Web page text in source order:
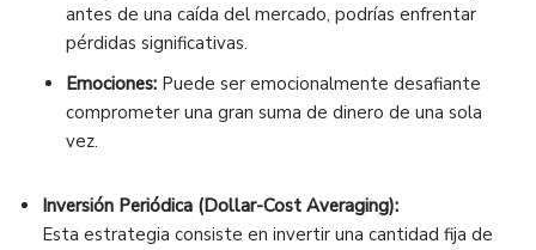
antes de una caída del mercado, podrías enfrentar
pérdidas significativas.
Emociones: Puede ser emocionalmente desafiante
comprometer una gran suma de dinero de una sola
vez.
Inversión Periódica (Dollar-Cost Averaging):
Esta estrategia consiste en invertir una cantidad fija de